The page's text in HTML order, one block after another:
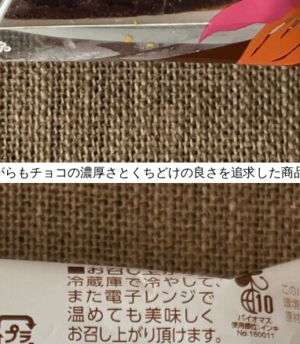
もチョコの濃厚さとくちどけの良さを追求した商